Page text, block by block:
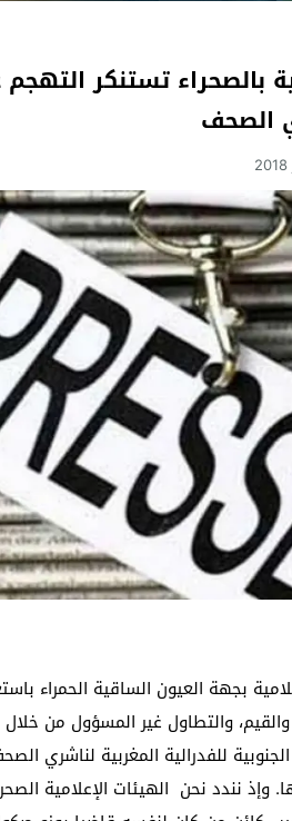
بالصحراء تستنكر
الصحف
بجهة العيون الساقية الحمراء
والقيم، والتطاول غير المسؤول من
الجنوبية للفدرالية المغربية
وإذ نندد نحن الهيئات الإعلامية